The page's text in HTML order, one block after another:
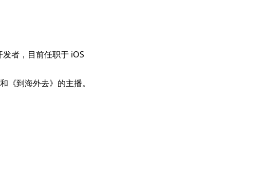
者，目前任职于 iOS
《到海外去》的主播。